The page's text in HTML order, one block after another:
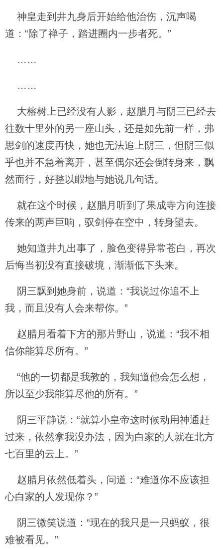
神皇走到井九身后开始给他治伤，沉声喝
道：“除了禅子，踏进圈内一步者死。”
……
……
大榕树上已经没有人影，赵腊月与阴三已经去
往数十里外的另一座山头，还是如先前一样，弗
思剑的速度再快，她也无法追上阴三，但阴三似
乎也并不急着离开，甚至偶尔还会倒转身来，飘
然而行，好整以睱地与她说几句话。
就在这个时候，赵腊月听到了果成寺方向连接
传来的两声巨响，驭剑停在空中，转身望去。
她知道井九出事了，脸色变得异常苍白，再次
后悔当初没有直接破境，渐渐低下头来。
阴三飘到她身前，说道：“我说过你追不上
我，而且没有人会来帮你。”
赵腊月看着下方的那片野山，说道：“我不相
信你能算尽所有。”
“他的一切都是我教的，我知道他会怎么想，
所以至少我能算尽他的所有。”
阴三平静说：“就算小皇帝这时候动用神通赶
过来，依然拿我没办法，因为白家的人就在北方
七百里的云上。”
赵腊月依然低着头，问道：“难道你不应该担
心白家的人发现你？”
阴三微笑说道：“现在的我只是一只蚂蚁，很
难被看见。”